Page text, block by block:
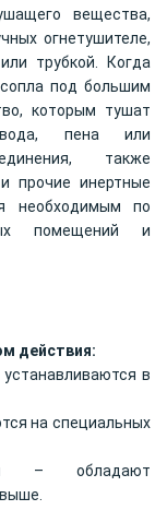
вещества,
огнетушителе,
трубкой. Когда
под большим
которым тушат
пена или
также
прочие инертные
необходимым по
помещений и
действия:
устанавливаются в
на специальных
– обладают